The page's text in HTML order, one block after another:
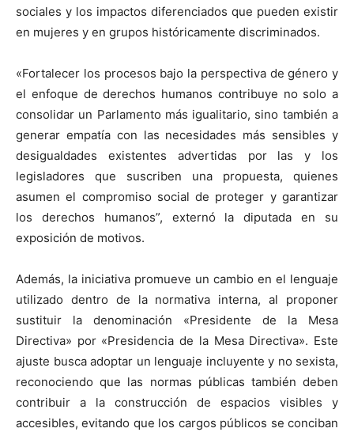
sociales y los impactos diferenciados que pueden existir
en mujeres y en grupos históricamente discriminados.
«Fortalecer los procesos bajo la perspectiva de género y
el enfoque de derechos humanos contribuye no solo a
consolidar un Parlamento más igualitario, sino también a
generar empatía con las necesidades más sensibles y
desigualdades existentes advertidas por las y los
legisladores que suscriben una propuesta, quienes
asumen el compromiso social de proteger y garantizar
los derechos humanos”, externó la diputada en su
exposición de motivos.
Además, la iniciativa promueve un cambio en el lenguaje
utilizado dentro de la normativa interna, al proponer
sustituir la denominación «Presidente de la Mesa
Directiva» por «Presidencia de la Mesa Directiva». Este
ajuste busca adoptar un lenguaje incluyente y no sexista,
reconociendo que las normas públicas también deben
contribuir a la construcción de espacios visibles y
accesibles, evitando que los cargos públicos se conciban